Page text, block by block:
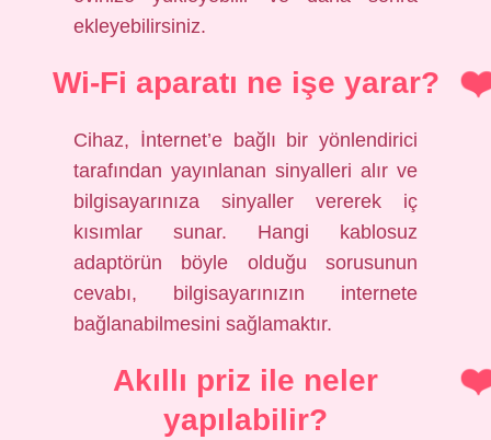
ekleyebilirsiniz.
Wi-Fi aparatı ne işe yarar?
Cihaz, İnternet’e bağlı bir yönlendirici
tarafından yayınlanan sinyalleri alır ve
bilgisayarınıza sinyaller vererek iç
kısımlar sunar. Hangi kablosuz
adaptörün böyle olduğu sorusunun
cevabı, bilgisayarınızın internete
bağlanabilmesini sağlamaktır.
Akıllı priz ile neler
yapılabilir?